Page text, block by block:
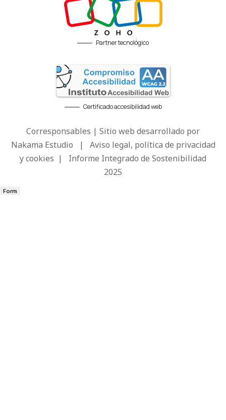
Partner tecnológico
Certificado accesibilidad web
Corresponsables | Sitio web desarrollado por
Nakama Estudio | Aviso legal, política de privacidad
y cookies | Informe Integrado de Sostenibilidad
2025
Form